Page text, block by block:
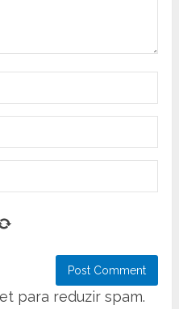
para reduzir spam.